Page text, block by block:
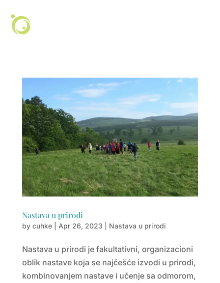
Nastava u prirodi
by cuhke| Apr 26, 2023 Nastava u prirodi
Nastava u prirodi je fakultativni, organizacioni
oblik nastave koja se najčešće izvodi u prirodi,
kombinovanjem nastave i učenje sa odmorom,